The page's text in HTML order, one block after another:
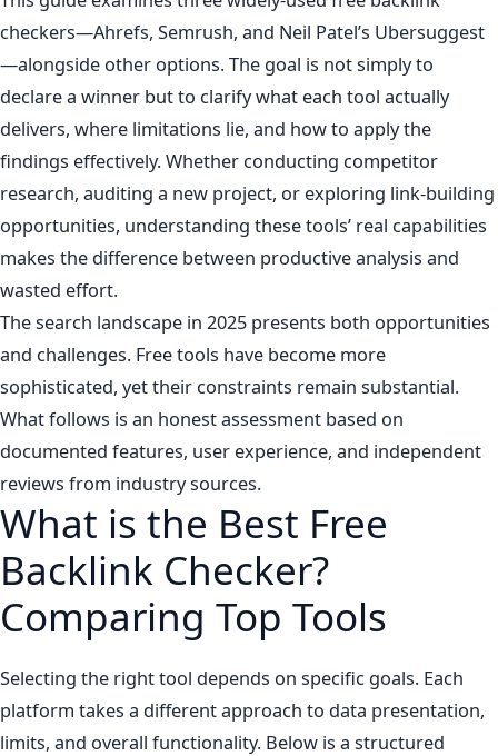
checkers—Ahrefs, Semrush, and Neil Patel’s Ubersuggest
—alongside other options. The goal is not simply to
declare a winner but to clarify what each tool actually
delivers, where limitations lie, and how to apply the
findings effectively. Whether conducting competitor
research, auditing a new project, or exploring link-building
opportunities, understanding these tools’ real capabilities
makes the difference between productive analysis and
wasted effort.
The search landscape in 2025 presents both opportunities
and challenges. Free tools have become more
sophisticated, yet their constraints remain substantial.
What follows is an honest assessment based on
documented features, user experience, and independent
reviews from industry sources.
What is the Best Free
Backlink Checker?
Comparing Top Tools
Selecting the right tool depends on specific goals. Each
platform takes a different approach to data presentation,
limits, and overall functionality. Below is a structured